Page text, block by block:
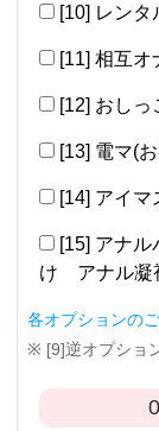
[10] レンタ
[11] 相互
[12] おしっ
[13] 電マ(
[14] アイ
[15] アナ
け アナル凝
各オプションの
※ [9]逆オプショ
0